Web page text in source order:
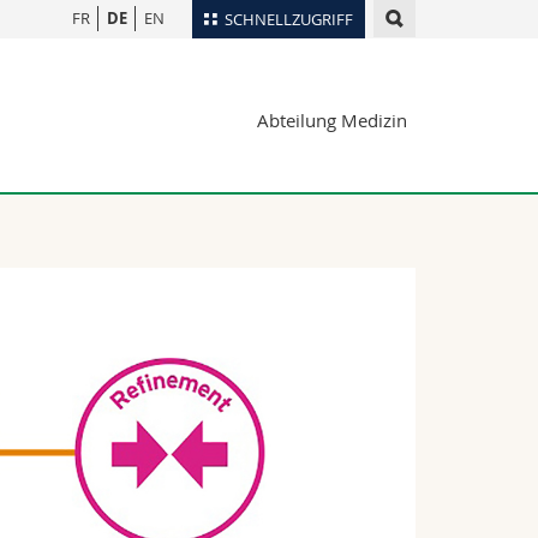
SCHNELLZUGRIFF
Webmail
FR DE EN
Abteilung Medizin